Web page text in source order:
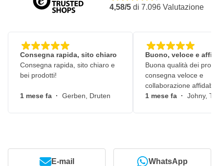
4,58/5 di 7.096 Valutazione
Consegna rapida, sito chiaro
Consegna rapida, sito chiaro e
bei prodotti!
1 mese fa · Gerben, Druten
Buono, veloce e
Buona qualità dei
consegna veloce e
collaborazione
1 mese fa · Johny,
E-mail WhatsApp